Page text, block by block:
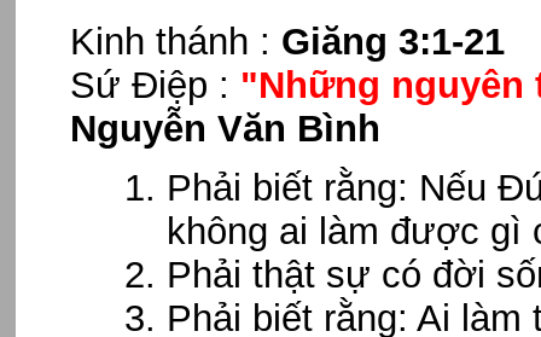
Kinh thánh : Giăng 3:1-21
Sứ Điệp : "Những nguyên
Nguyễn Văn Bình
Phải biết rằng: Nếu
không ai làm được gì
Phải thật sự có đời
Phải biết rằng: Ai